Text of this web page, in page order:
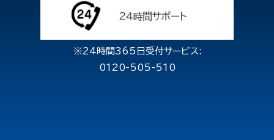
※24時間365日受付サービス:
0120-505-510